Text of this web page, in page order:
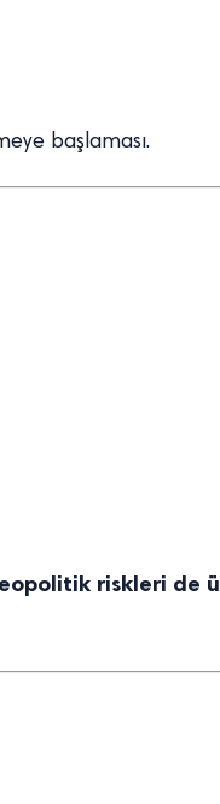
başlaması.
riskleri de